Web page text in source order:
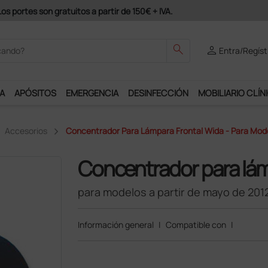
portes son gratuitos a partir de 150€ + IVA.
search person Entra/
APÓSITOS EMERGENCIA DESINFECCIÓN MOBILIARIO
Accesorios Concentrador Para Lámpara Frontal Wida - Para
Concentrador para
para modelos a partir de mayo de
Información general | Compatible con |